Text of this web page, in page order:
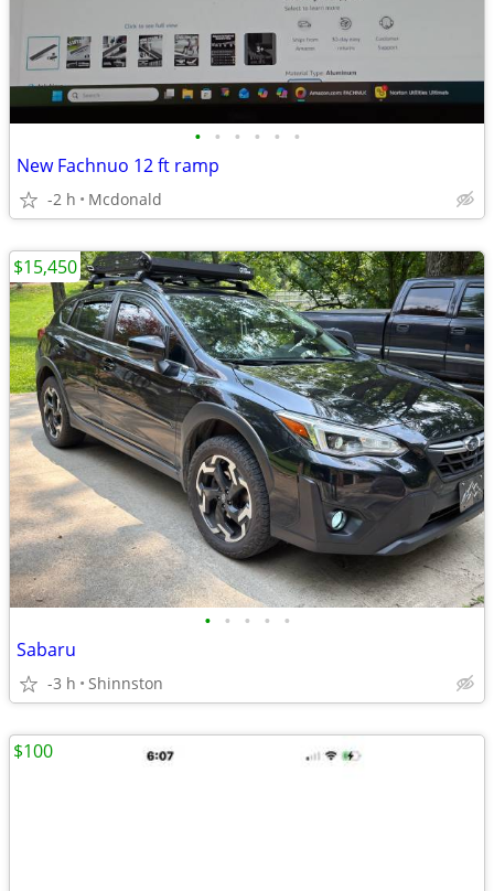
• • • • • •
New Fachnuo 12 ft ramp
-2 h Mcdonald
• • • • •
Sabaru
-3 h Shinnston
$15,450
$100